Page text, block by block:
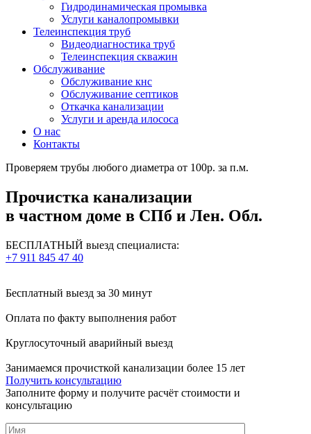
Гидродинамическая промывка
Услуги каналопромывки
Телеинспекция труб
Видеодиагностика труб
Телеинспекция скважин
Обслуживание
Обслуживание кнс
Обслуживание септиков
Откачка канализации
Услуги и аренда илососа
О нас
Контакты
Проверяем трубы любого диаметра от 100р. за п.м.
Прочистка канализации
в частном доме в СПб и Лен. Обл.
БЕСПЛАТНЫЙ выезд специалиста:
+7 911 845 47 40
Бесплатный выезд за 30 минут
Оплата по факту выполнения работ
Круглосуточный аварийный выезд
Занимаемся прочисткой канализации более 15 лет
Получить консультацию
Заполните форму и получите расчёт стоимости и
консультацию